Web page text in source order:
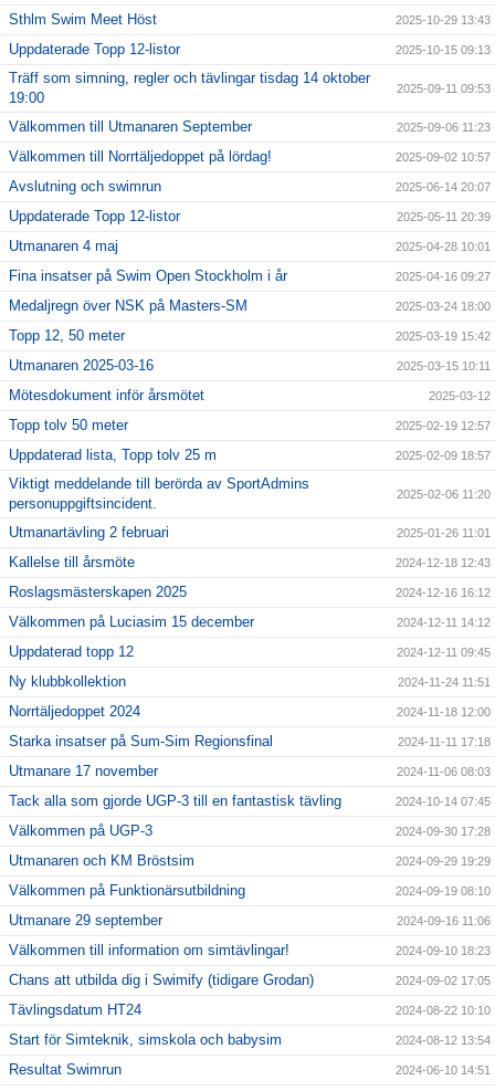
Sthlm Swim Meet Höst 2025-10-29 13:43
Uppdaterade Topp 12-listor 2025-10-15 09:13
Träff som simning, regler och tävlingar tisdag 14 oktober
19:00
2025-09-11 09:53
Välkommen till Utmanaren September 2025-09-06 11:23
Välkommen till Norrtäljedoppet på lördag! 2025-09-02 10:57
Avslutning och swimrun 2025-06-14 20:07
Uppdaterade Topp 12-listor 2025-05-11 20:39
Utmanaren 4 maj 2025-04-28 10:01
Fina insatser på Swim Open Stockholm i år 2025-04-16 09:27
Medaljregn över NSK på Masters-SM 2025-03-24 18:00
Topp 12, 50 meter 2025-03-19 15:42
Utmanaren 2025-03-16 2025-03-15 10:11
Mötesdokument inför årsmötet 2025-03-12
Topp tolv 50 meter 2025-02-19 12:57
Uppdaterad lista, Topp tolv 25 m 2025-02-09 18:57
Viktigt meddelande till berörda av SportAdmins
personuppgiftsincident.
2025-02-06 11:20
Utmanartävling 2 februari 2025-01-26 11:01
Kallelse till årsmöte 2024-12-18 12:43
Roslagsmästerskapen 2025 2024-12-16 16:12
Välkommen på Luciasim 15 december 2024-12-11 14:12
Uppdaterad topp 12 2024-12-11 09:45
Ny klubbkollektion 2024-11-24 11:51
Norrtäljedoppet 2024 2024-11-18 12:00
Starka insatser på Sum-Sim Regionsfinal 2024-11-11 17:18
Utmanare 17 november 2024-11-06 08:03
Tack alla som gjorde UGP-3 till en fantastisk tävling 2024-10-14 07:45
Välkommen på UGP-3 2024-09-30 17:28
Utmanaren och KM Bröstsim 2024-09-29 19:29
Välkommen på Funktionärsutbildning 2024-09-19 08:10
Utmanare 29 september 2024-09-16 11:06
Välkommen till information om simtävlingar! 2024-09-10 18:23
Chans att utbilda dig i Swimify (tidigare Grodan) 2024-09-02 17:05
Tävlingsdatum HT24 2024-08-22 10:10
Start för Simteknik, simskola och babysim 2024-08-12 13:54
Resultat Swimrun 2024-06-10 14:51